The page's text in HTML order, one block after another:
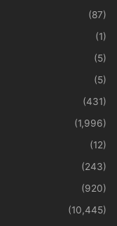
(87)
(1)
(5)
(5)
(431)
(1,996)
(12)
(243)
(920)
(10,445)